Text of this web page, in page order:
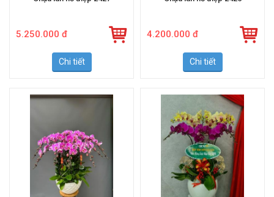
Chậu lan hồ điệp 2427
Chi tiết
Chậu lan hồ điệp 2426
Chi tiết